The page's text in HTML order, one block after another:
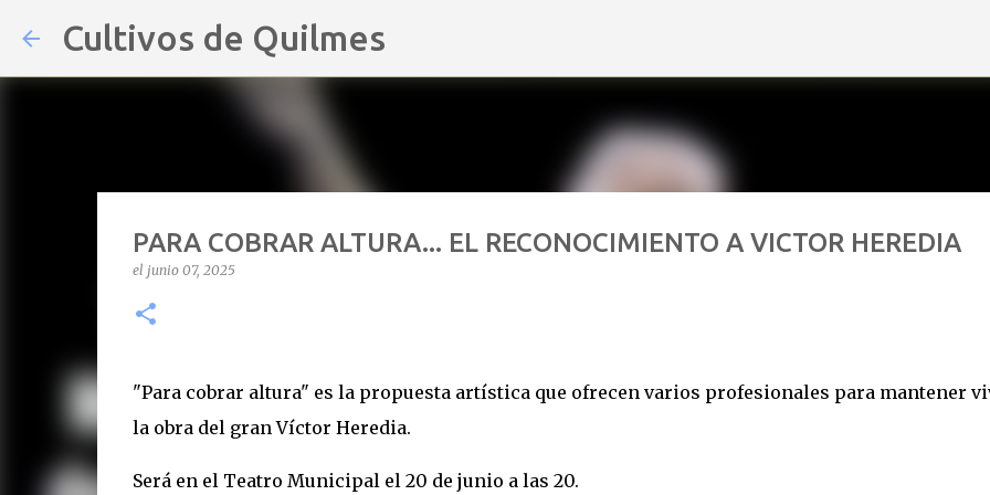
Cultivos de Quilmes
PARA COBRAR ALTURA... EL RECONOCIMIENTO A VICTOR HEREDIA
el junio 07, 2025
"Para cobrar altura" es la propuesta artística que ofrecen varios profesionales para mantener
la obra del gran Víctor Heredia.
Será en el Teatro Municipal el 20 de junio a las 20.